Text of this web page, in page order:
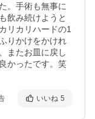
。手術も無事に
飲み続けようと
リカリハードの1
りかけをかけれ
またお皿に戻し
かったです。笑
いいね 5